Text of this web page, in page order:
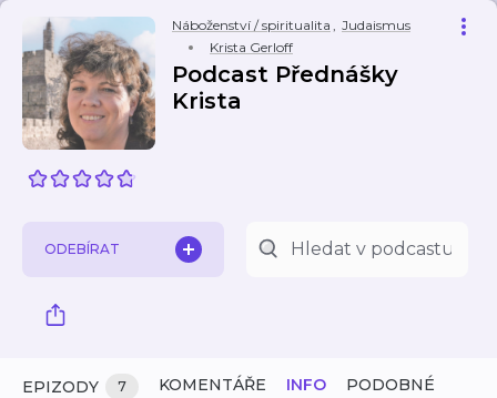
Náboženství / spiritualita , Judaismus
Krista Gerloff
Podcast Přednášky
Krista
ODEBÍRAT
EPIZODY 7 KOMENTÁŘE INFO PODOBNÉ